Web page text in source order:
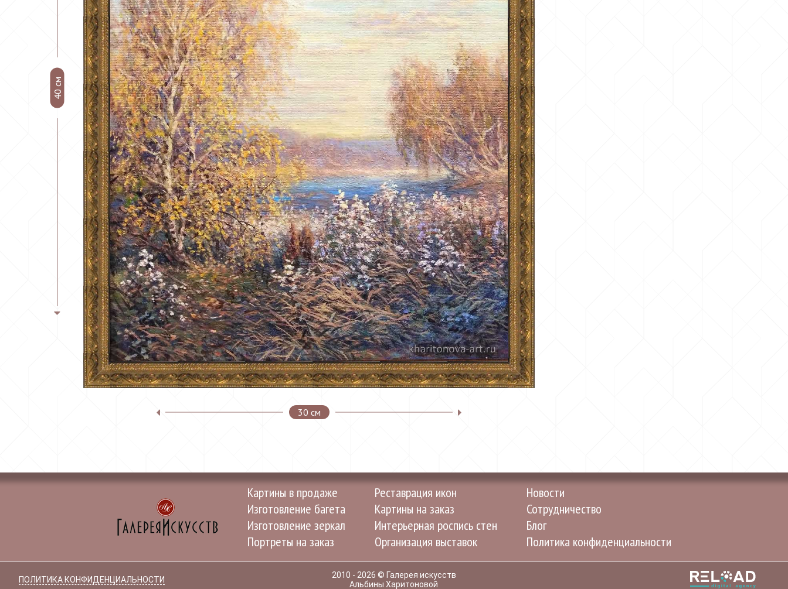
30 см
40 см
Картины в продаже
Изготовление багета
Изготовление зеркал
Портреты на заказ
Реставрация икон
Картины на заказ
Интерьерная роспись стен
Организация выставок
Новости
Сотрудничество
Блог
Политика конфиденциальности
ПОЛИТИКА КОНФИДЕНЦИАЛЬНОСТИ
2010 - 2026 © Галерея искусств
Альбины Харитоновой